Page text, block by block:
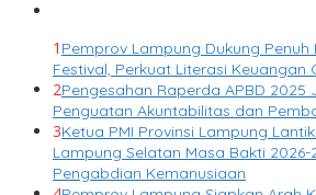
1 Pemprov Lampung Dukung
Festival, Perkuat Literasi Keuangan
2Pengesahan Raperda APBD 2025
Penguatan Akuntabilitas dan
3Ketua PMI Provinsi Lampung
Lampung Selatan Masa Bakti 2026-
Pengabdian Kemanusiaan